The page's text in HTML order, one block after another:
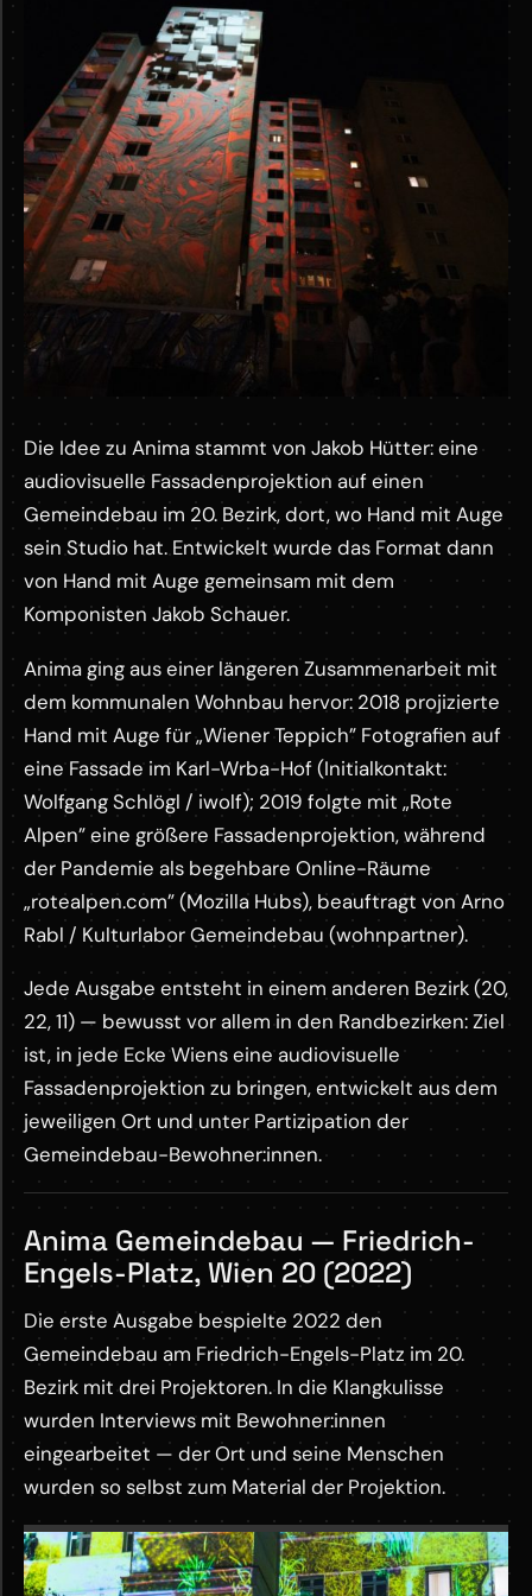
Die Idee zu Anima stammt von Jakob Hütter: eine
audiovisuelle Fassadenprojektion auf einen
Gemeindebau im 20. Bezirk, dort, wo Hand mit Auge
sein Studio hat. Entwickelt wurde das Format dann
von Hand mit Auge gemeinsam mit dem
Komponisten Jakob Schauer.
Anima ging aus einer längeren Zusammenarbeit mit
dem kommunalen Wohnbau hervor: 2018 projizierte
Hand mit Auge für „Wiener Teppich” Fotografien auf
eine Fassade im Karl-Wrba-Hof (Initialkontakt:
Wolfgang Schlögl / iwolf); 2019 folgte mit „Rote
Alpen” eine größere Fassadenprojektion, während
der Pandemie als begehbare Online-Räume
„rotealpen.com” (Mozilla Hubs), beauftragt von Arno
Rabl / Kulturlabor Gemeindebau (wohnpartner).
Jede Ausgabe entsteht in einem anderen Bezirk (20,
22, 11) — bewusst vor allem in den Randbezirken: Ziel
ist, in jede Ecke Wiens eine audiovisuelle
Fassadenprojektion zu bringen, entwickelt aus dem
jeweiligen Ort und unter Partizipation der
Gemeindebau-Bewohner:innen.
Anima Gemeindebau — Friedrich-
Engels-Platz, Wien 20 (2022)
Die erste Ausgabe bespielte 2022 den
Gemeindebau am Friedrich-Engels-Platz im 20.
Bezirk mit drei Projektoren. In die Klangkulisse
wurden Interviews mit Bewohner:innen
eingearbeitet — der Ort und seine Menschen
wurden so selbst zum Material der Projektion.
ANIMA Gemeindebau 2022
YOUTUBE ·
ANIMA Gemeindebau Snippet 02
YOUTUBE ·
ANIMA Gemeindebau Snippet 04
YOUTUBE ·
M
o